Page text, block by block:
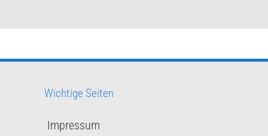
Wichtige Seiten
Impressum